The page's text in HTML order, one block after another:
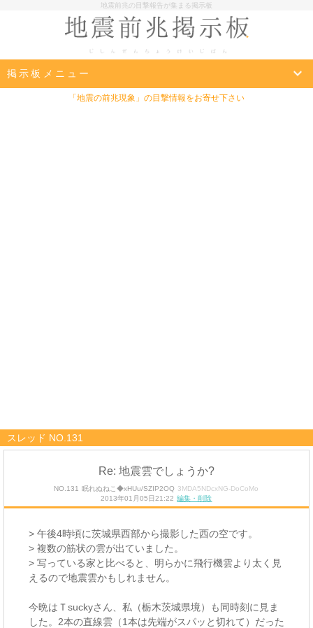
地震前兆の目撃報告が集まる掲示板
掲示板メニュー
「地震の前兆現象」の目撃情報をお寄せ下さい
スレッド NO.131
Re: 地震雲でしょうか?
NO.131 眠れぬねこ◆xHUu/SZIP2OQ 3MDA5NDcxNG-DoCoMo
2013年01月05日21:22 編集・削除
> 午後4時頃に茨城県西部から撮影した西の空です。
> 複数の筋状の雲が出ていました。
> 写っている家と比べると、明らかに飛行機雲より太く見
えるので地震雲かもしれません。
今晩はＴsuckyさん、私（栃木茨城県境）も同時刻に見ま
した。2本の直線雲（1本は先端がスパッと切れて）だった